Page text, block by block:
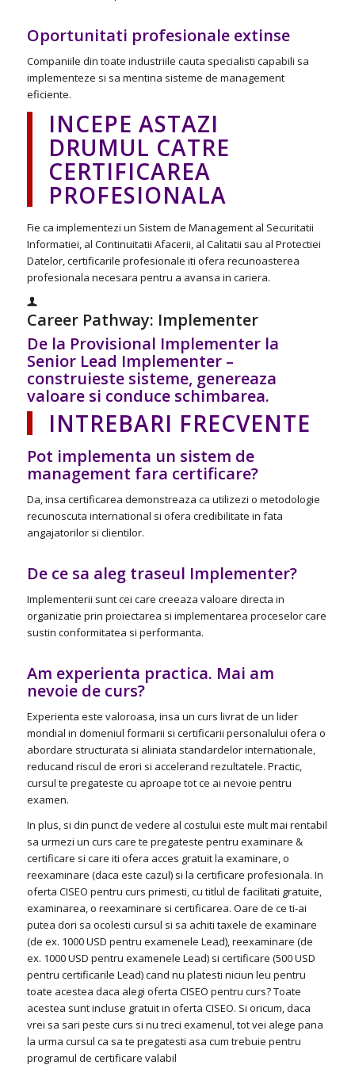
Oportunitati profesionale extinse
Companiile din toate industriile cauta specialisti capabili sa
implementeze si sa mentina sisteme de management
eficiente.
INCEPE ASTAZI
DRUMUL CATRE
CERTIFICAREA
PROFESIONALA
Fie ca implementezi un Sistem de Management al Securitatii
Informatiei, al Continuitatii Afacerii, al Calitatii sau al Protectiei
Datelor, certificarile profesionale iti ofera recunoasterea
profesionala necesara pentru a avansa in cariera.
Career Pathway: Implementer
De la Provisional Implementer la
Senior Lead Implementer –
construieste sisteme, genereaza
valoare si conduce schimbarea.
INTREBARI FRECVENTE
Pot implementa un sistem de
management fara certificare?
Da, insa certificarea demonstreaza ca utilizezi o metodologie
recunoscuta international si ofera credibilitate in fata
angajatorilor si clientilor.
De ce sa aleg traseul Implementer?
Implementerii sunt cei care creeaza valoare directa in
organizatie prin proiectarea si implementarea proceselor care
sustin conformitatea si performanta.
Am experienta practica. Mai am
nevoie de curs?
Experienta este valoroasa, insa un curs livrat de un lider
mondial in domeniul formarii si certificarii personalului ofera o
abordare structurata si aliniata standardelor internationale,
reducand riscul de erori si accelerand rezultatele. Practic,
cursul te pregateste cu aproape tot ce ai nevoie pentru
examen.
In plus, si din punct de vedere al costului este mult mai rentabil
sa urmezi un curs care te pregateste pentru examinare &
certificare si care iti ofera acces gratuit la examinare, o
reexaminare (daca este cazul) si la certificare profesionala. In
oferta CISEO pentru curs primesti, cu titlul de facilitati gratuite,
examinarea, o reexaminare si certificarea. Oare de ce ti-ai
putea dori sa ocolesti cursul si sa achiti taxele de examinare
(de ex. 1000 USD pentru examenele Lead), reexaminare (de
ex. 1000 USD pentru examenele Lead) si certificare (500 USD
pentru certificarile Lead) cand nu platesti niciun leu pentru
toate acestea daca alegi oferta CISEO pentru curs? Toate
acestea sunt incluse gratuit in oferta CISEO. Si oricum, daca
vrei sa sari peste curs si nu treci examenul, tot vei alege pana
la urma cursul ca sa te pregatesti asa cum trebuie pentru
programul de certificare valabil